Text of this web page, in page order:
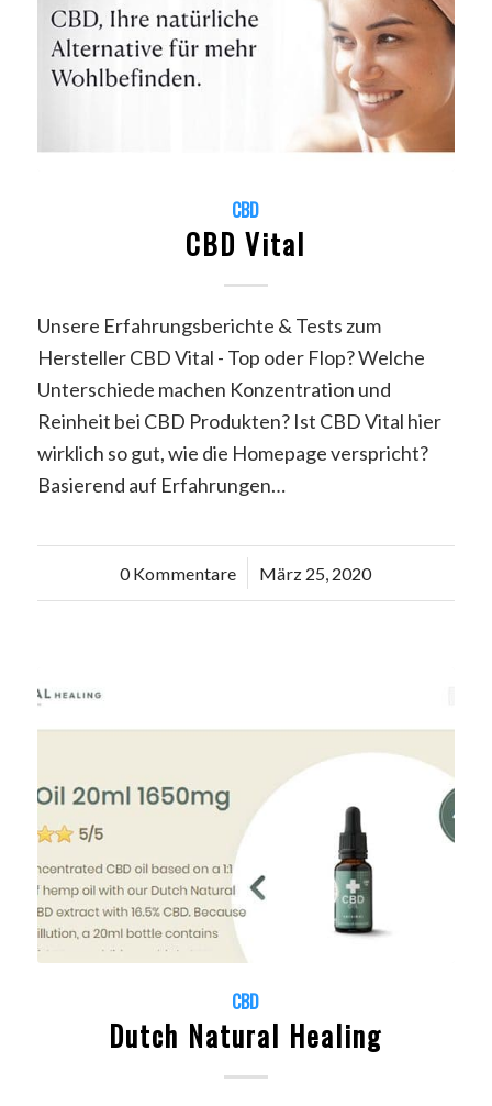
CBD
CBD Vital
Unsere Erfahrungsberichte & Tests zum
Hersteller CBD Vital - Top oder Flop? Welche
Unterschiede machen Konzentration und
Reinheit bei CBD Produkten? Ist CBD Vital hier
wirklich so gut, wie die Homepage verspricht?
Basierend auf Erfahrungen…
0 Kommentare
/ März 25, 2020
CBD
Dutch Natural Healing